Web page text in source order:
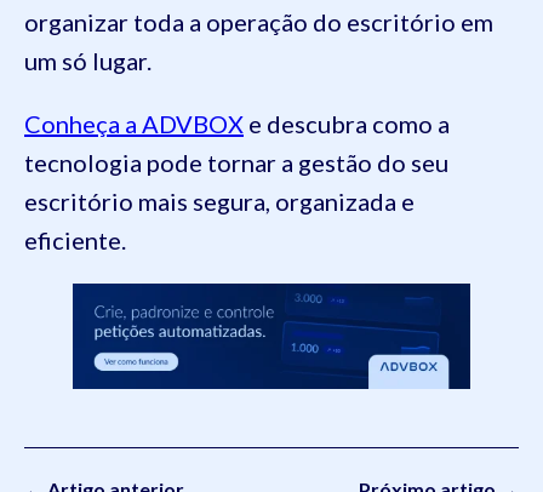
organizar toda a operação do escritório em
um só lugar.
Conheça a ADVBOX e descubra como a
tecnologia pode tornar a gestão do seu
escritório mais segura, organizada e
eficiente.